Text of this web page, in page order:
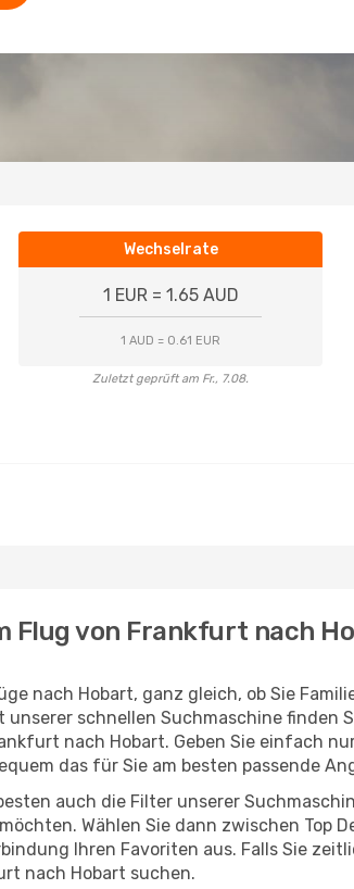
Wechselrate
1 EUR = 1.65 AUD
1 AUD = 0.61 EUR
Zuletzt geprüft am Fr., 7.08.
Flug von Frankfurt nach
nach Hobart, ganz gleich, ob Sie
schnellen Suchmaschine finden
nach Hobart. Geben Sie einfach
das für Sie am besten passende
auch die Filter unserer
Wählen Sie dann zwischen Top
Ihren Favoriten aus. Falls Sie
nach Hobart suchen.